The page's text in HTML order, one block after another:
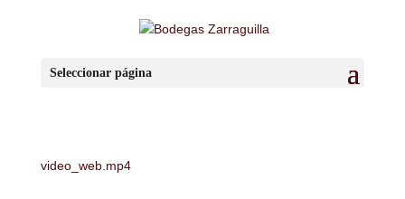
Seleccionar página
video_web.mp4
video_web.mp4